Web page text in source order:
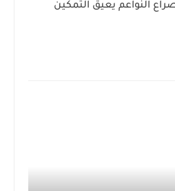
النواعم يعيق التمكين